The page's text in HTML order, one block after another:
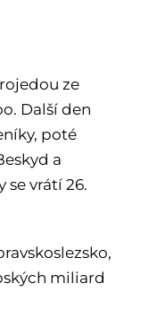
ze
Další den
poté
a
se vrátí 26.
miliard